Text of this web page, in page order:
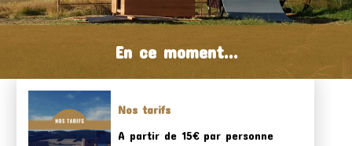
En ce moment...
Nos tarifs
A partir de 15€ par personne